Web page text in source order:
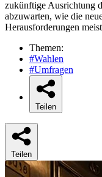
zukünftige Ausrichtung
abzuwarten, wie die
Herausforderungen
Themen:
#Wahlen
#Umfragen
Teilen
Teilen